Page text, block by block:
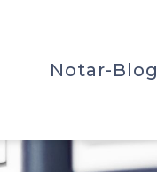
Notar-Blog